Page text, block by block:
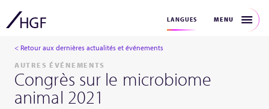
LANGUES MENU
< Retour aux dernières actualités et événements
AUTRES ÉVÉNEMENTS
Congrès sur le microbiome
animal 2021